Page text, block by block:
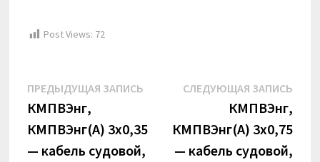
Post Views: 72
Навигация
по
записям
ПРЕДЫДУЩАЯ ЗАПИСЬ Предыдущая
КМПВЭнг,
КМПВЭнг(А) 3х0,35
— кабель судовой,
СЛЕДУЮЩАЯ ЗАПИСЬ
КМПВЭнг,
КМПВЭнг(А) 3х0,75
— кабель судовой,